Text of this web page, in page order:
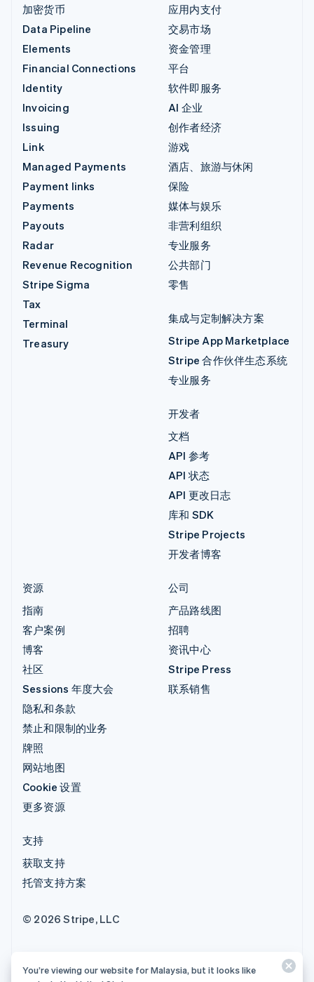
加密货币
Data Pipeline
Elements
Financial Connections
Identity
Invoicing
Issuing
Link
Managed Payments
Payment links
Payments
Payouts
Radar
Revenue Recognition
Stripe Sigma
Tax
Terminal
Treasury
应用内支付
交易市场
资金管理
平台
软件即服务
AI 企业
创作者经济
游戏
酒店、旅游与休闲
保险
媒体与娱乐
非营利组织
专业服务
公共部门
零售
集成与定制解决方案
Stripe App Marketplace
Stripe 合作伙伴生态系统
专业服务
开发者
文档
API 参考
API 状态
API 更改日志
库和 SDK
Stripe Projects
开发者博客
资源
指南
客户案例
博客
社区
Sessions 年度大会
隐私和条款
禁止和限制的业务
牌照
网站地图
Cookie 设置
更多资源
公司
产品路线图
招聘
资讯中心
Stripe Press
联系销售
支持
获取支持
托管支持方案
© 2026 Stripe, LLC
You’re viewing our website for Malaysia, but it looks like